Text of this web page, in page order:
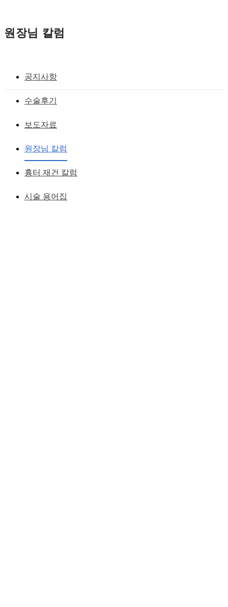
원장님 칼럼
공지사항
수술후기
보도자료
원장님 칼럼
흉터 재건 칼럼
시술 용어집
노마드 코성형의 본질 - 잘 생긴 코로 느
황성호 원장작성일